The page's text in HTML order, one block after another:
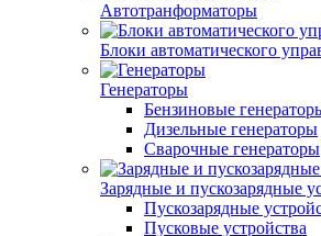
Автотранформаторы
Блоки автоматического
Генераторы
Бензиновые
Дизельные генераторы
Сварочные генераторы
Зарядные и пускозарядные
Пускозарядные
Пусковые устройства